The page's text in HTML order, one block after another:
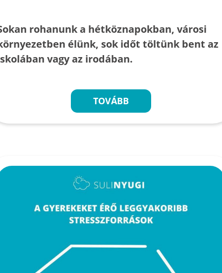
rohanunk a hétköznapokban, városi
élünk, sok időt töltünk bent az
vagy az irodában.
TOVÁBB